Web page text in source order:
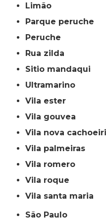
limão
parque peruche
peruche
rua zilda
sitio mandaqui
ultramarino
vila ester
vila gouvea
vila nova
vila palmeiras
vila romero
vila roque
vila santa maria
São Paulo